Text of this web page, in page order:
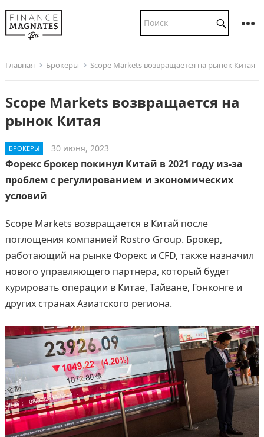
Главная Брокеры Scope Markets возвращается на рынок Китая
Scope Markets возвращается на
рынок Китая
БРОКЕРЫ 30 июня, 2023
Форекс брокер покинул Китай в 2021 году из-за
проблем с регулированием и экономических
условий
Scope Markets возвращается в Китай после
поглощения компанией Rostro Group. Брокер,
работающий на рынке Форекс и CFD, также назначил
нового управляющего партнера, который будет
курировать операции в Китае, Тайване, Гонконге и
других странах Азиатского региона.